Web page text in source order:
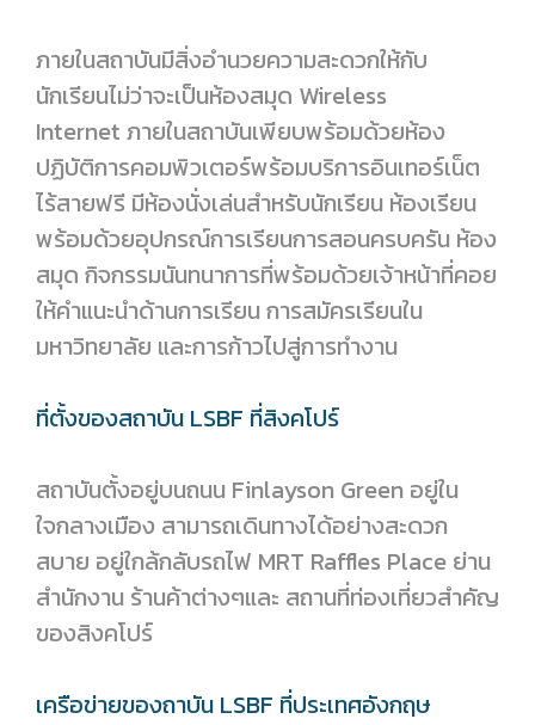
ภายในสถาบันมีสิ่งอำนวยความสะดวกให้กับ
นักเรียนไม่ว่าจะเป็นห้องสมุด Wireless
Internet ภายในสถาบันเพียบพร้อมด้วยห้อง
ปฏิบัติการคอมพิวเตอร์พร้อมบริการอินเทอร์เน็ต
ไร้สายฟรี มีห้องนั่งเล่นสำหรับนักเรียน ห้องเรียน
พร้อมด้วยอุปกรณ์การเรียนการสอนครบครัน ห้อง
สมุด กิจกรรมนันทนาการที่พร้อมด้วยเจ้าหน้าที่คอย
ให้คำแนะนำด้านการเรียน การสมัครเรียนใน
มหาวิทยาลัย และการก้าวไปสู่การทำงาน
ที่ตั้งของสถาบัน LSBF ที่สิงคโปร์
สถาบันตั้งอยู่บนถนน Finlayson Green อยู่ใน
ใจกลางเมือง สามารถเดินทางได้อย่างสะดวก
สบาย อยู่ใกล้กลับรถไฟ MRT Raffles Place ย่าน
สำนักงาน ร้านค้าต่างๆและ สถานที่ท่องเที่ยวสำคัญ
ของสิงคโปร์
เครือข่ายของถาบัน LSBF ที่ประเทศอังกฤษ